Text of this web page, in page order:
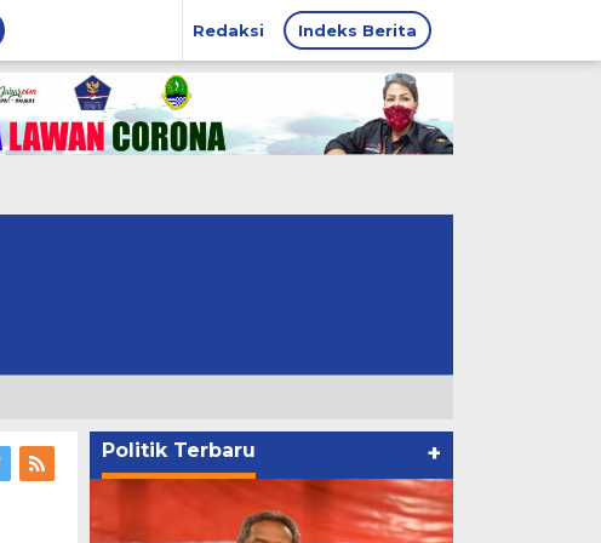
Redaksi Indeks Berita
Politik Terbaru +